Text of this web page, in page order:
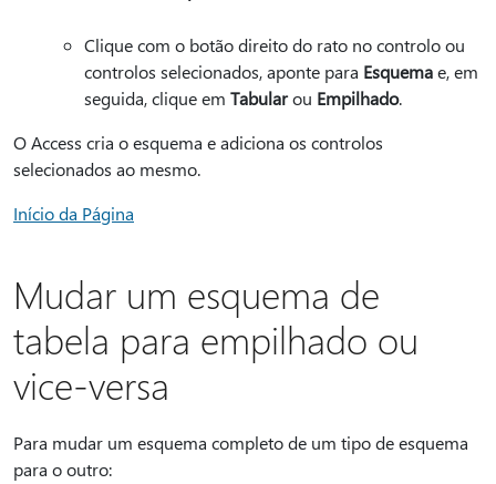
Clique com o botão direito do rato no controlo ou
controlos selecionados, aponte para Esquemae, em
seguida, clique em Tabularou Empilhado.
O Access cria o esquema e adiciona os controlos
selecionados ao mesmo.
Início da Página
Mudar um esquema de
tabela para empilhado ou
vice-versa
Para mudar um esquema completo de um tipo de esquema
para o outro: